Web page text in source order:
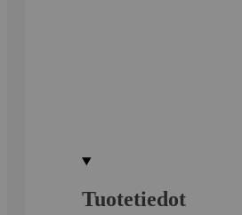
Tuotetiedot